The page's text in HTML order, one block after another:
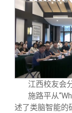
江西校友会
施路平从
述了类脑智能的